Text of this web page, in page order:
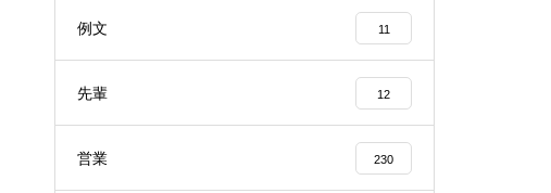
例文 11
先輩 12
営業 230